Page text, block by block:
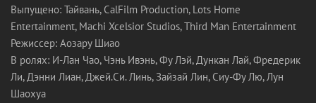
Выпущено: Тайвань, CalFilm Production, Lots Home
Entertainment, Machi Xcelsior Studios, Third Man Entertainment
Режиссер: Аозару Шиао
В ролях: И-Лан Чао, Чэнь Ивэнь, Фу Лэй, Дункан Лай, Фредерик
Ли, Дэнни Лиан, Джей.Си. Линь, Зайзай Лин, Сиу-Фу Лю, Лун
Шаохуа